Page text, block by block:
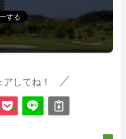
してね！